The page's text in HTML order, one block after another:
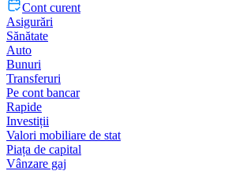
Cont curent
Asigurări
Sănătate
Auto
Bunuri
Transferuri
Pe cont bancar
Rapide
Investiții
Valori mobiliare de stat
Piața de capital
Vânzare gaj